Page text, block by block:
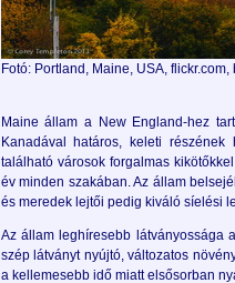
Fotó: Portland, Maine, USA,
Maine állam a New England-hez
Kanadával határos, keleti
található városok forgalmas
év minden szakában. Az állam
és meredek lejtői pedig kiváló síelési
Az állam leghíresebb látványossága
szép látványt nyújtó, változatos
a kellemesebb idő miatt elsősorban